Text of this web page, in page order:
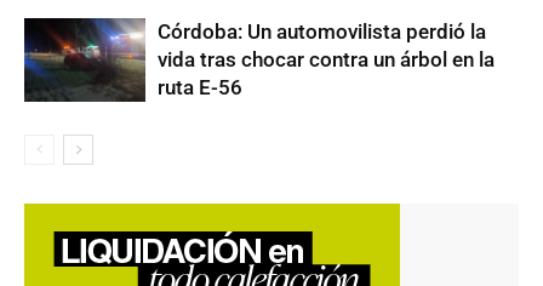
Córdoba: Un automovilista perdió la
vida tras chocar contra un árbol en la
ruta E-56